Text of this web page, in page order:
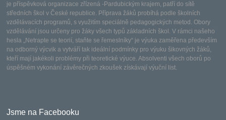
je příspěvková organizace zřízená -Pardubickým krajem, patří do sítě
středních škol v České republice. Příprava žáků probíhá podle školních
vzdělávacích programů, s využitím speciálně pedagogických metod. Obory
vzdělávání jsou určeny pro žáky všech typů základních škol. V rámci našeho
hesla „Netrapte se teorií, staňte se řemeslníky“ je výuka zaměřena především
na odborný výcvik a vytváří tak ideální podmínky pro výuku šikovných žáků,
kteří mají jakékoli problémy při teoretické výuce. Absolventi všech oborů po
úspěšném vykonání závěrečných zkoušek získávají výuční list.
Jsme na Facebooku